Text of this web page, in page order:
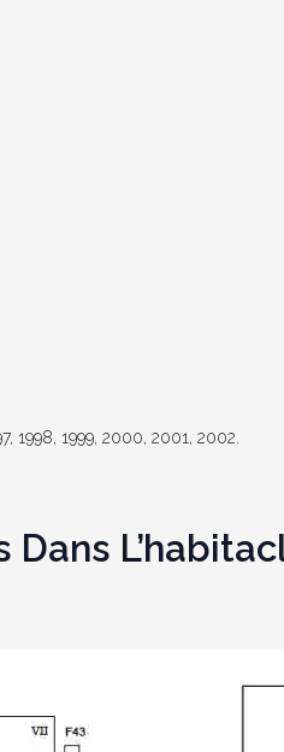
1998, 1999, 2000, 2001, 2002.